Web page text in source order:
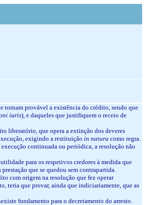
tornam provável a existência do crédito, sendo que
iuris), e daqueles que justifiquem o receio de
liberatório, que opera a extinção dos deveres
exigindo a restituição in natura como regra.
continuada ou periódica, a resolução não
para os respetivos credores à medida que
que se quedou sem contrapartida.
com origem na resolução que fez operar
teria que provar, ainda que indiciariamente, que as
fundamento para o decretamento do arresto.